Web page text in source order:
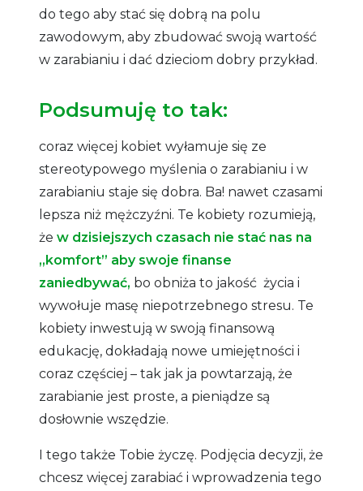
do tego aby stać się dobrą na polu
zawodowym, aby zbudować swoją wartość
w zarabianiu i dać dzieciom dobry przykład.
Podsumuję to tak:
coraz więcej kobiet wyłamuje się ze
stereotypowego myślenia o zarabianiu i w
zarabianiu staje się dobra. Ba! nawet czasami
lepsza niż mężczyźni. Te kobiety rozumieją,
że w dzisiejszych czasach nie stać nas na
„komfort” aby swoje finanse
zaniedbywać, bo obniża to jakość życia i
wywołuje masę niepotrzebnego stresu. Te
kobiety inwestują w swoją finansową
edukację, dokładają nowe umiejętności i
coraz częściej – tak jak ja powtarzają, że
zarabianie jest proste, a pieniądze są
dosłownie wszędzie.
I tego także Tobie życzę. Podjęcia decyzji, że
chcesz więcej zarabiać i wprowadzenia tego